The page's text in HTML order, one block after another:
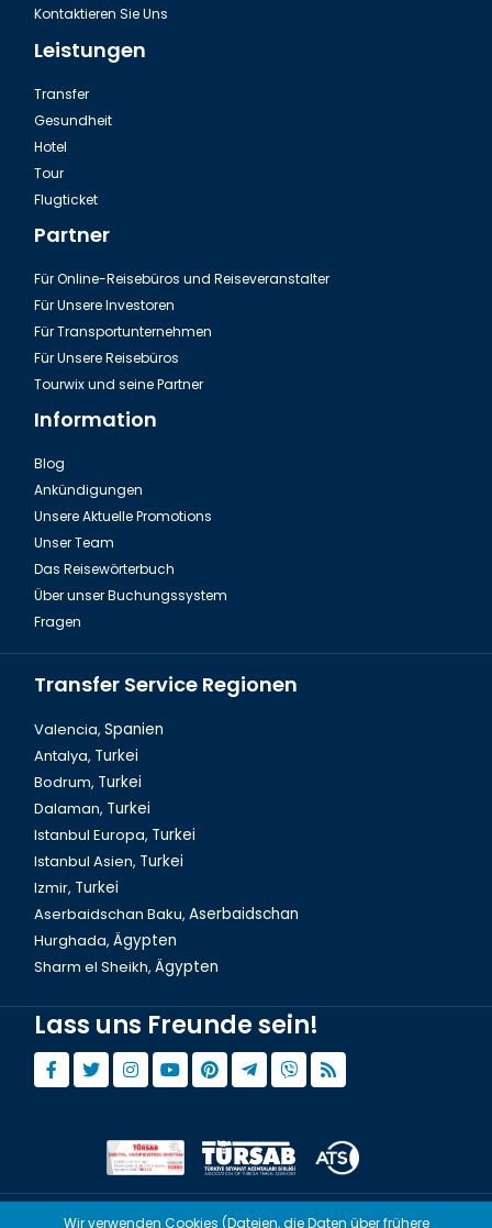
Kontaktieren Sie Uns
Leistungen
Transfer
Gesundheit
Hotel
Tour
Flugticket
Partner
Für Online-Reisebüros und Reiseveranstalter
Für Unsere Investoren
Für Transportunternehmen
Für Unsere Reisebüros
Tourwix und seine Partner
Information
Blog
Ankündigungen
Unsere Aktuelle Promotions
Unser Team
Das Reisewörterbuch
Über unser Buchungssystem
Fragen
Transfer Service Regionen
Valencia, Spanien
Antalya, Turkei
Bodrum, Turkei
Dalaman, Turkei
Istanbul Europa, Turkei
Istanbul Asien, Turkei
Izmir, Turkei
Aserbaidschan Baku, Aserbaidschan
Hurghada, Ägypten
Sharm el Sheikh, Ägypten
Lass uns Freunde sein!
Wir verwenden Cookies (Dateien, die Daten über frühere